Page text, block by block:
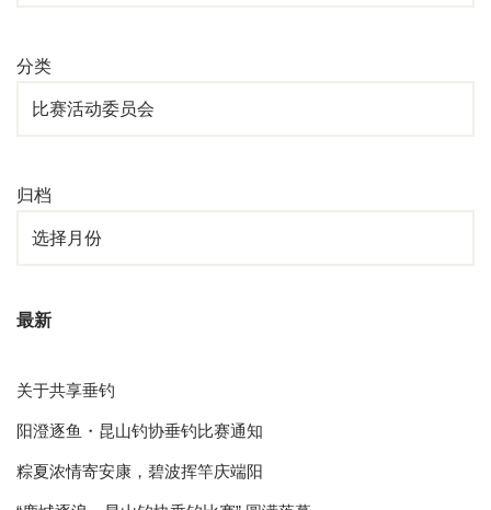
分类
归档
最新
关于共享垂钓
阳澄逐鱼・昆山钓协垂钓比赛通知
粽夏浓情寄安康，碧波挥竿庆端阳